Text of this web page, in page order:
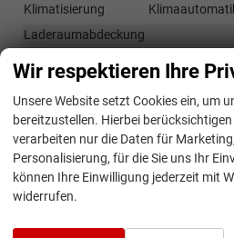
Klimatisierung
Laderaumabdeckung
Lenkrad
in Leder, höhenverstellbar, mit
Schaltwippen
Raucherpaket
Sitze
Isofix (Kindersitzbefestigung),
Sitzheizung, Isofix Beifahrersitz
Sitze: Lordosenstütze
Sitze: Verstellbarkeit
Wir respektieren Ihre
Unsere Website setzt Cookies ein, um
bereitzustellen. Hierbei
verarbeiten nur die Daten für
Personalisierung, für die Sie uns Ihr
können Ihre Einwilligung jederzeit mit
widerrufen.